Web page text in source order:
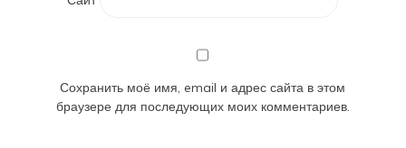
Сохранить моё имя, email и адрес сайта в этом
браузере для последующих моих комментариев.